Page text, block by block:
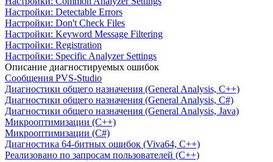
Настройки: Detectable Errors
Настройки: Don't Check Files
Настройки: Keyword Message Filtering
Настройки: Registration
Настройки: Specific Analyzer Settings
Описание диагностируемых ошибок
Сообщения PVS-Studio
Диагностики общего назначения (General Analysis, C++)
Диагностики общего назначения (General Analysis, C#)
Диагностики общего назначения (General Analysis, Java)
Микрооптимизации (C++)
Микрооптимизации (C#)
Диагностика 64-битных ошибок (Viva64, C++)
Реализовано по запросам пользователей (C++)